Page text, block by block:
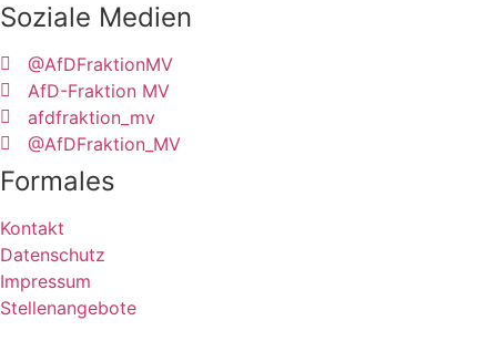
Soziale Medien
@AfDFraktionMV
AfD-Fraktion MV
afdfraktion_mv
@AfDFraktion_MV
Formales
Kontakt
Datenschutz
Impressum
Stellenangebote